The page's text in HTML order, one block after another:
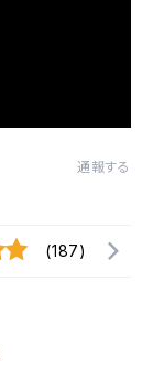
通報する
(187)